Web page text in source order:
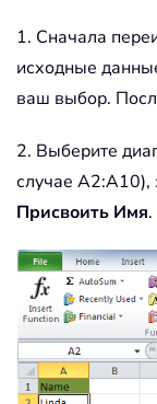
1. Сначала
исходные
ваш выбор.
2. Выберите
случае
Присвоить Имя